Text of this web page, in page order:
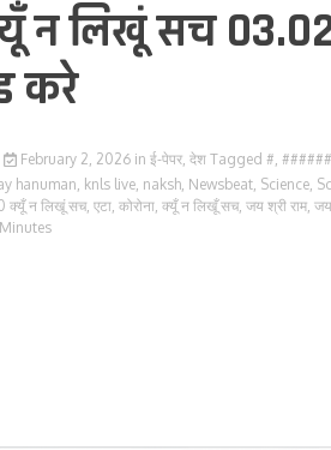
न लिखूं सच
करे
February 2, 2026 in ई-पेपर, देश Tagged #,
hanuman, knls live, naksh, Newsbeat, Science,
क्यूँ न लिखूं सच, एटा, कोरोना, क्यूँ न लिखूँ सच, जय श्री राम,